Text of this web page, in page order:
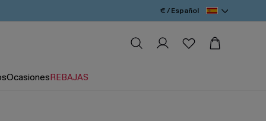
€ / Español
OcasionesREBAJAS